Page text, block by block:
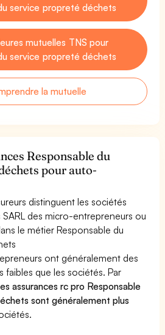
service propreté déchets
mutuelles TNS pour
service propreté déchets
la mutuelle
Responsable du
pour auto-
distinguent les sociétés
des micro-entrepreneurs ou
le métier Responsable du
ont généralement des
faibles que les sociétés. Par
assurances rc pro Responsable
sont généralement plus